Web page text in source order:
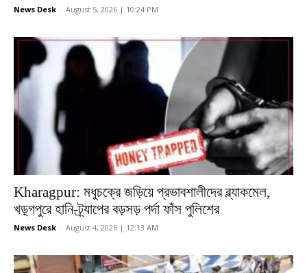
News Desk - August 5, 2026 | 10:24 PM
Kharagpur: মধুচক্রে জড়িয়ে প্রভাবশালীদের ব্ল্যাকমেল,
খড়্গপুরে হানি-ট্র্যাপের বড়সড় পর্দা ফাঁস পুলিশের
News Desk - August 4, 2026 | 12:13 AM